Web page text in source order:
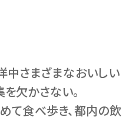
中さまざまなおいしい
欠かさない。
て食べ歩き、都内の飲